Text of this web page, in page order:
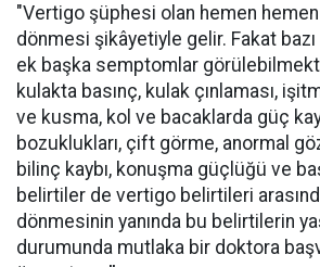
"Vertigo şüphesi olan hemen
dönmesi şikâyetiyle gelir. Fakat
ek başka semptomlar
kulakta basınç, kulak çınlaması,
ve kusma, kol ve bacaklarda güç
bozuklukları, çift görme, anormal
bilinç kaybı, konuşma güçlüğü ve
belirtiler de vertigo belirtileri
dönmesinin yanında bu belirtilerin
durumunda mutlaka bir doktora